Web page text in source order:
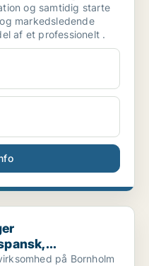
og samtidig starte
markedsledende
af et professionelt .
i spansk,...
på Bornholm